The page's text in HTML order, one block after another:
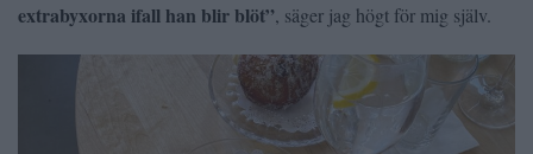
extrabyxorna ifall han blir blöt”, säger jag högt för mig själv.